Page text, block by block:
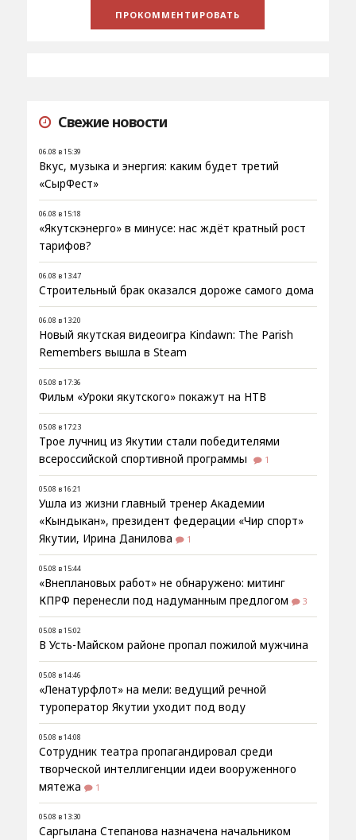
Свежие новости
06.08 в 15:39
Вкус, музыка и энергия: каким будет третий
«СырФест»
06.08 в 15:18
«Якутскэнерго» в минусе: нас ждёт кратный рост
тарифов?
06.08 в 13:47
Строительный брак оказался дороже самого дома
06.08 в 13:20
Новый якутская видеоигра Kindawn: The Parish
Remembers вышла в Steam
05.08 в 17:36
Фильм «Уроки якутского» покажут на НТВ
05.08 в 17:23
Трое лучниц из Якутии стали победителями
всероссийской спортивной программы
1
05.08 в 16:21
Ушла из жизни главный тренер Академии
«Кындыкан», президент федерации «Чир спорт»
Якутии, Ирина Данилова
1
05.08 в 15:44
«Внеплановых работ» не обнаружено: митинг
КПРФ перенесли под надуманным предлогом
3
05.08 в 15:02
В Усть-Майском районе пропал пожилой мужчина
05.08 в 14:46
«Ленатурфлот» на мели: ведущий речной
туроператор Якутии уходит под воду
05.08 в 14:08
Сотрудник театра пропагандировал среди
творческой интеллигенции идеи вооруженного
мятежа
1
05.08 в 13:30
Саргылана Степанова назначена начальником